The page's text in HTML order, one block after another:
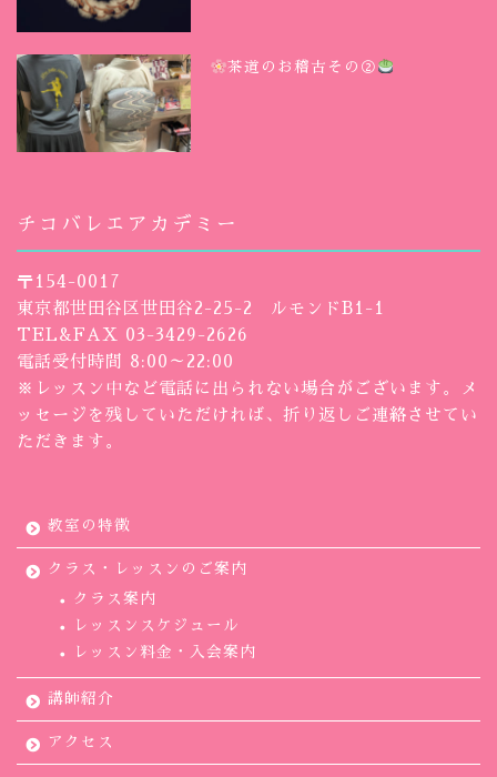
茶道のお稽古その②
チコバレエアカデミー
〒154-0017
東京都世田谷区世田谷2-25-2 ルモンドB1-1
TEL&FAX 03-3429-2626
電話受付時間 8:00～22:00
※レッスン中など電話に出られない場合がございます。メ
ッセージを残していただければ、折り返しご連絡させてい
ただきます。
教室の特徴
クラス・レッスンのご案内
クラス案内
レッスンスケジュール
レッスン料金・入会案内
講師紹介
アクセス